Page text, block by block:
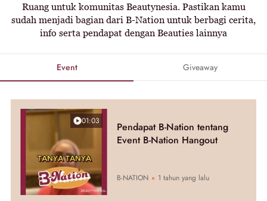
Ruang untuk komunitas Beautynesia. Pastikan kamu
sudah menjadi bagian dari B-Nation untuk berbagi cerita,
info serta pendapat dengan Beauties lainnya
Event Giveaway
01:03
Pendapat B-Nation tentang
Event B-Nation Hangout
B-NATION 1 tahun yang lalu